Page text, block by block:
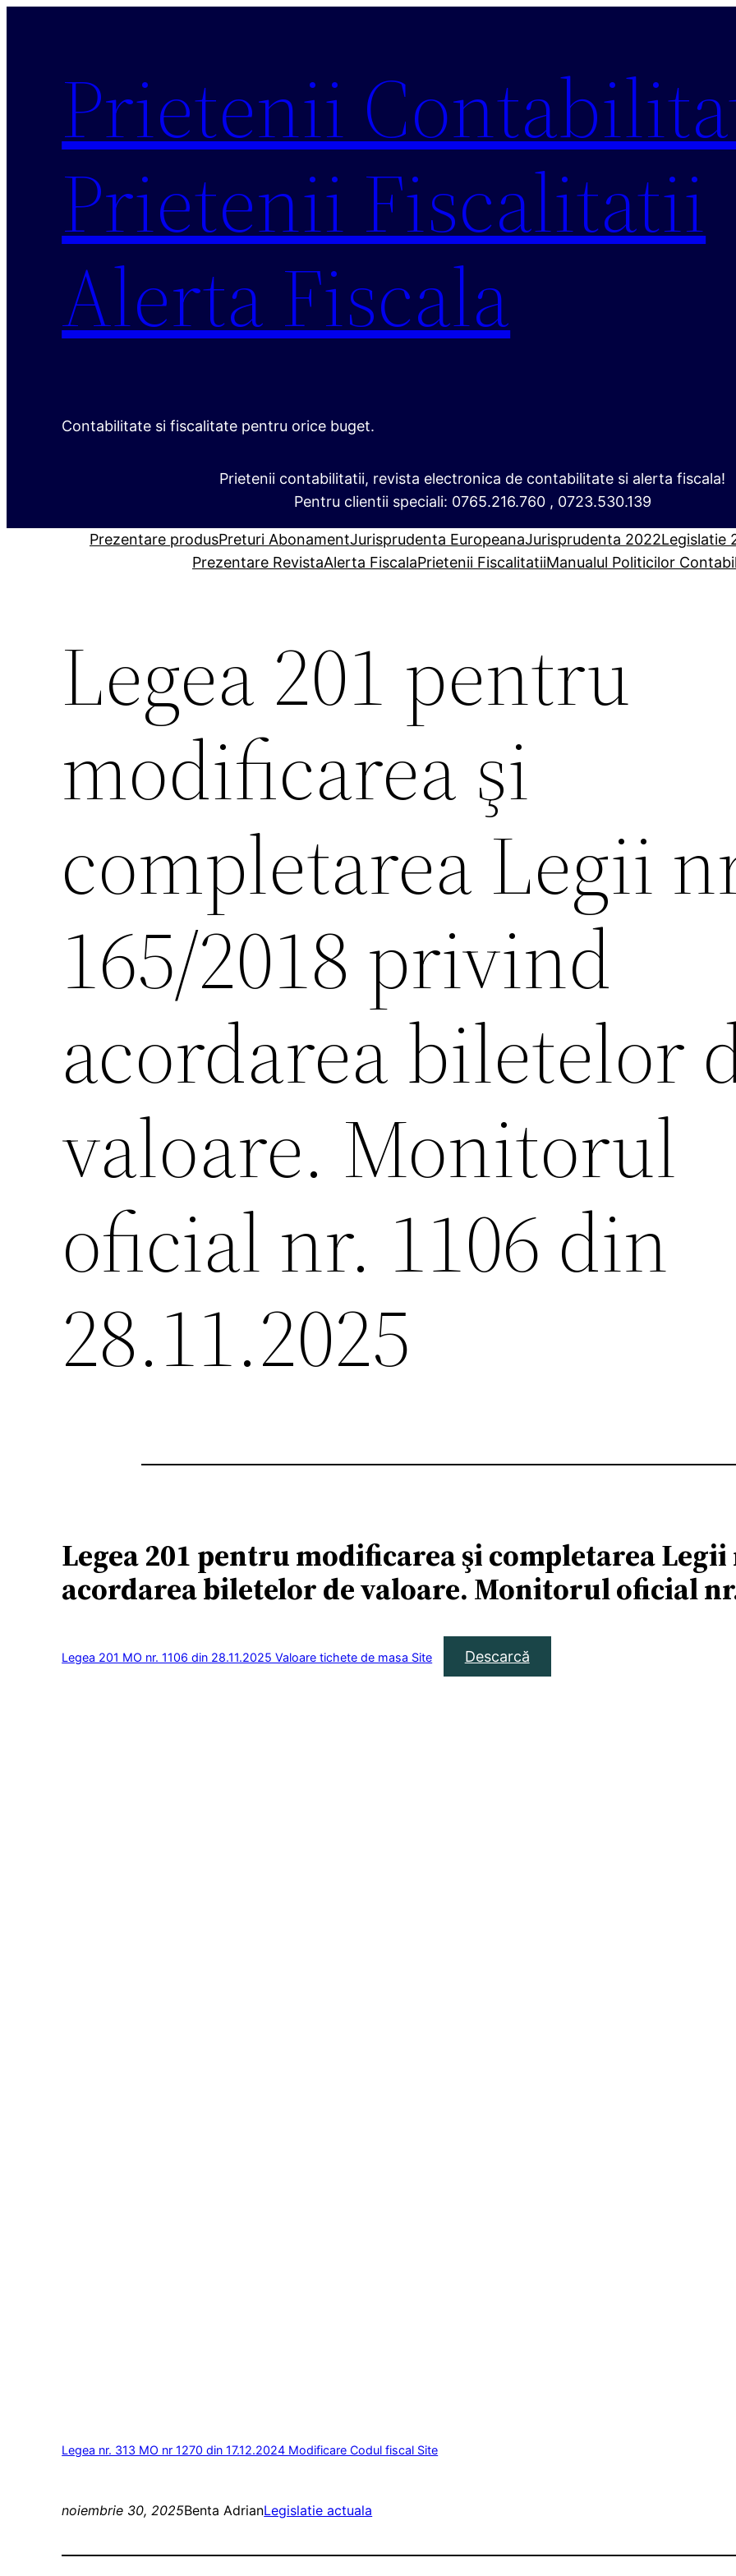
Prietenii
Prietenii Fiscalitatii
Alerta Fiscala
Contabilitate si fiscalitate pentru orice buget.
Prietenii contabilitatii, revista electronica de contabilitate si alerta fiscala!
Pentru clientii speciali: 0765.216.760 , 0723.530.139
Prezentare produsPreturi AbonamentJurisprudenta EuropeanaJurisprudenta 2022Legislatie
Prezentare RevistaAlerta FiscalaPrietenii FiscalitatiiManualul Politicilor
Legea 201 pentru
modificarea şi
completarea Legii
165/2018 privind
acordarea biletelor
valoare. Monitorul
oficial nr. 1106 din
28.11.2025
Legea 201 pentru modificarea şi completarea
acordarea biletelor de valoare. Monitorul oficial
Legea 201 MO nr. 1106 din 28.11.2025 Valoare tichete de masa Site Descarcă
Legea nr. 313 MO nr 1270 din 17.12.2024 Modificare Codul fiscal Site
noiembrie 30, 2025Benta AdrianLegislatie actuala